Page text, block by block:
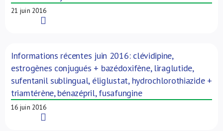
21 juin 2016
Informations récentes juin 2016: clévidipine,
estrogènes conjugués + bazédoxifène, liraglutide,
sufentanil sublingual, éliglustat, hydrochlorothiazide +
triamtérène, bénazépril, fusafungine
16 juin 2016